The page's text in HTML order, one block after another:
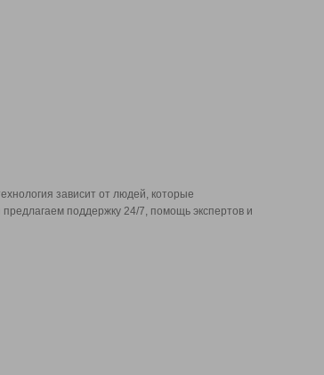
зависит от людей, которые
поддержку 24/7, помощь экспертов и